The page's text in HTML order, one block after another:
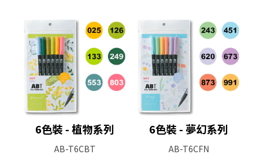
6色裝 - 植物系列
AB-T6CBT
6色裝 - 夢幻系列
AB-T6CFN